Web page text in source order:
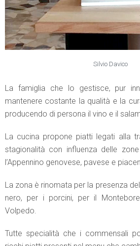
Silvio Davico
La famiglia che lo gestisce, pur
mantenere costante la qualità e la
producendo di persona il vino e il
La cucina propone piatti legati alla
stagionalità con influenza delle
l’Appennino genovese, pavese e
La zona è rinomata per la presenza
nero, per i porcini, per il
Volpedo.
Tutte specialità che i commensali